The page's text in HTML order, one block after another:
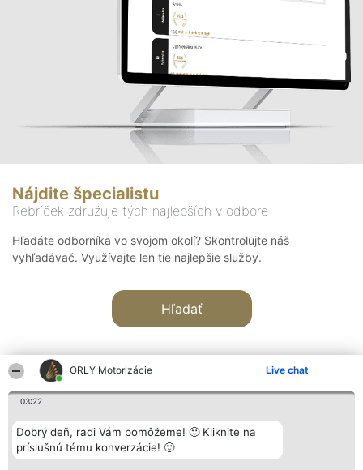
ORLY Motorizácie Live chat
03:22
Dobrý deň, radi Vám pomôžeme! 🙂 Kliknite na
príslušnú tému konverzácie! 🙂
Nájdite špecialistu
Rebríček združuje tých najlepších v odbore
Hľadáte odborníka vo svojom okolí? Skontrolujte náš
vyhľadávač. Využívajte len tie najlepšie služby.
Hľadať
Organizátor hodnotenia
Bright Side Solutions sp. z o.
o. sp. k.
Hodnotenie
Laureáti
Lista
Kontakt
Kontakt